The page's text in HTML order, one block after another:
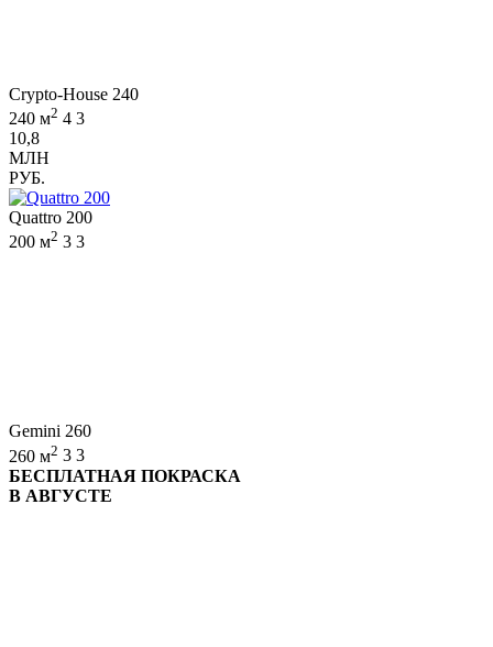
Crypto-House 240
240 м2 4 3
10,8
МЛН
РУБ.
Quattro 200
200 м2 3 3
Gemini 260
260 м2 3 3
БЕСПЛАТНАЯ ПОКРАСКА
В АВГУСТЕ